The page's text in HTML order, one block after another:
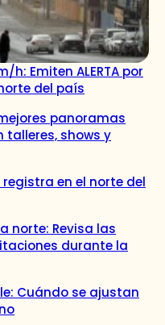
h: Emiten ALERTA por
del país
panoramas
shows y
en el norte del
norte: Revisa las
durante la
Cuándo se ajustan